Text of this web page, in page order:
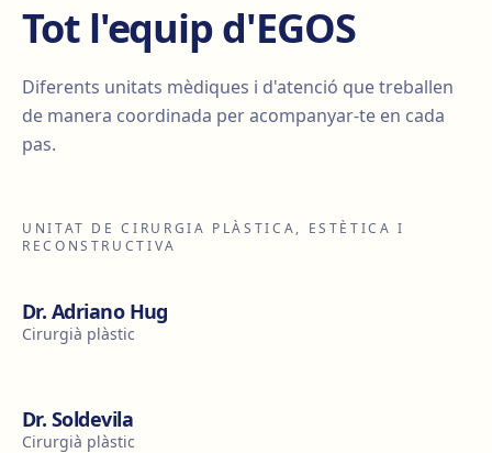
Tot l'equip d'EGOS
Diferents unitats mèdiques i d'atenció que treballen
de manera coordinada per acompanyar-te en cada
pas.
UNITAT DE CIRURGIA PLÀSTICA, ESTÈTICA I
RECONSTRUCTIVA
Dr. Adriano Hug
Cirurgià plàstic
Dr. Soldevila
Cirurgià plàstic